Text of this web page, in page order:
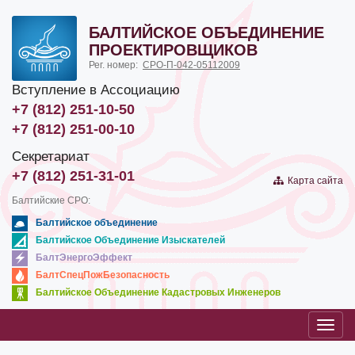
БАЛТИЙСКОЕ ОБЪЕДИНЕНИЕ
ПРОЕКТИРОВЩИКОВ
Рег. номер: СРО-П-042-05112009
Вступление в Ассоциацию
+7 (812) 251-10-50
+7 (812) 251-00-10
Секретариат
+7 (812) 251-31-01
Карта сайта
Балтийские СРО:
Балтийское объединение
Балтийское Объединение Изыскателей
БалтЭнергоЭффект
БалтСпецПожБезопасность
Балтийское Объединение Кадастровых Инженеров